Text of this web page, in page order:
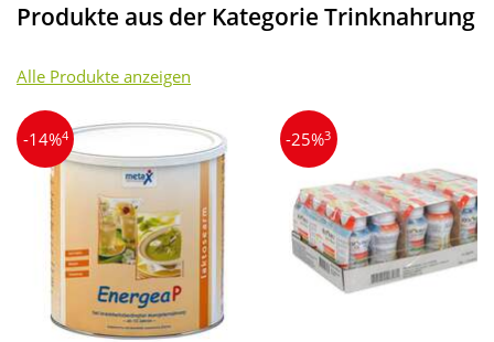
Produkte aus der Kategorie Trinknahrung
Alle Produkte anzeigen
-14%4 -25%3